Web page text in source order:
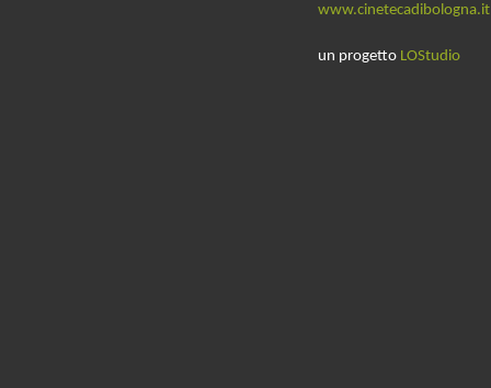
www.cinetecadibologna.it
un progetto LOStudio